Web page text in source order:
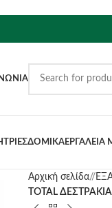
ΔΟΜΙΚΑΕΡΓΑΛΕΙΑ
Αρχική σελίδα/
TOTAL